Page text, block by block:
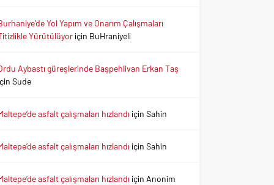
Yol Yapım ve Onarım Çalışmaları
Yürütülüyoriçin BuHraniyeli
Aybastı güreşlerinde Başpehlivan Erkan Taş
Sude
asfalt çalışmaları hızlandı içinSahin
asfalt çalışmaları hızlandı içinSahin
asfalt çalışmaları hızlandı için Anonim